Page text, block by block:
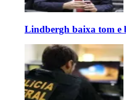
Lindbergh baixa tom e